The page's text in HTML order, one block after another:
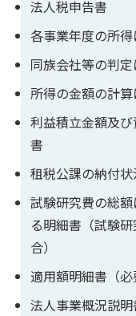
法人税申告書
各事業年度の所
同族会社等の判
所得の金額の計
利益積立金額及
書
租税公課の納付
試験研究費の総
る明細書（試験
合）
適用額明細書（必
法人事業概況説